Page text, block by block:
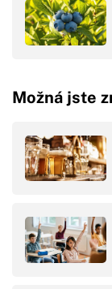
Možná jste